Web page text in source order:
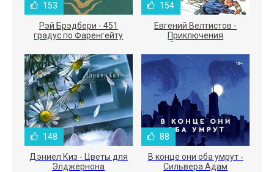
153
Рэй Брэдбери - 451
градус по Фаренгейту
154
Евгений Велтистов -
Приключения
Электроника
148
Дэниел Киз - Цветы для
Элджернона
88
В конце они оба умрут -
Сильвера Адам